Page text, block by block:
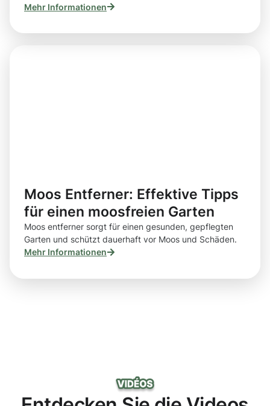
Mehr Informationen
Moos Entferner: Effektive Tipps
für einen moosfreien Garten
Moos entferner sorgt für einen gesunden, gepflegten
Garten und schützt dauerhaft vor Moos und Schäden.
Mehr Informationen